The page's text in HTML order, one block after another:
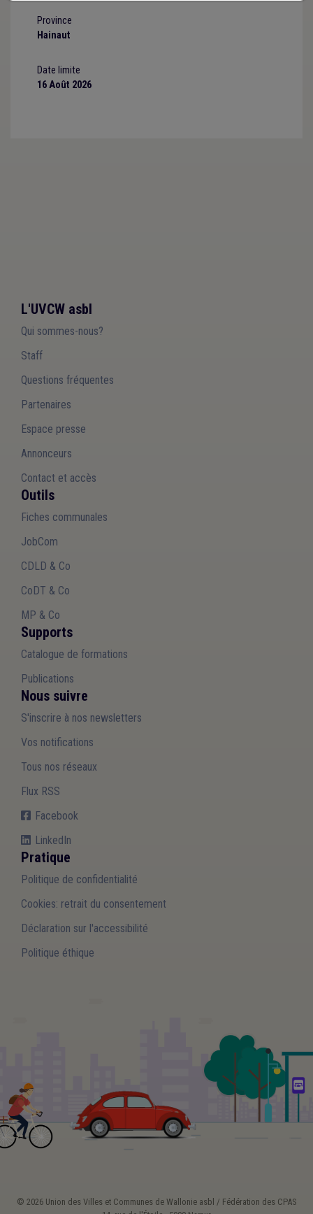
Province
Hainaut
Date limite
16 Août 2026
L'UVCW asbl
Qui sommes-nous?
Staff
Questions fréquentes
Partenaires
Espace presse
Annonceurs
Contact et accès
Outils
Fiches communales
JobCom
CDLD & Co
CoDT & Co
MP & Co
Supports
Catalogue de formations
Publications
Nous suivre
S'inscrire à nos newsletters
Vos notifications
Tous nos réseaux
Flux RSS
Facebook
LinkedIn
Pratique
Politique de confidentialité
Cookies: retrait du consentement
Déclaration sur l'accessibilité
Politique éthique
© 2026 Union des Villes et Communes de Wallonie asbl / Fédération des CPAS